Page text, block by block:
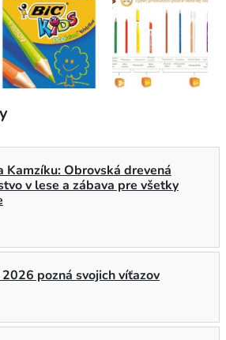
Kamzíku: Obrovská drevená
v lese a zábava pre všetky
pozná svojich víťazov